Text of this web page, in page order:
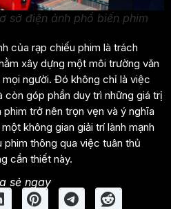
sở điện ảnh phổ biến phim
của rạp chiếu phim là trách
xây dựng một môi trường văn
người. Đó không chỉ là việc
còn góp phần duy trì những giá trị
trở nên trọn vẹn và ý nghĩa
không gian giải trí lành mạnh
thông qua việc tuân thủ
cần thiết này.
sẻ ngay